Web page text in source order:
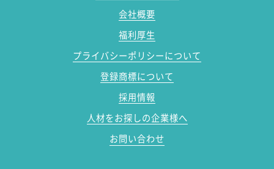
会社概要
福利厚生
プライバシーポリシーについて
登録商標について
採用情報
人材をお探しの企業様へ
お問い合わせ